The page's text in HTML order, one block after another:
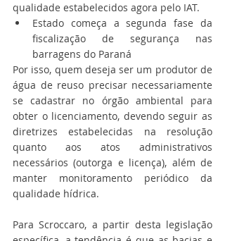
qualidade estabelecidos agora pelo IAT.
Estado começa a segunda fase da
fiscalização de segurança nas
barragens do Paraná
Por isso, quem deseja ser um produtor de
água de reuso precisar necessariamente
se cadastrar no órgão ambiental para
obter o licenciamento, devendo seguir as
diretrizes estabelecidas na resolução
quanto aos atos administrativos
necessários (outorga e licença), além de
manter monitoramento periódico da
qualidade hídrica.
Para Scroccaro, a partir desta legislação